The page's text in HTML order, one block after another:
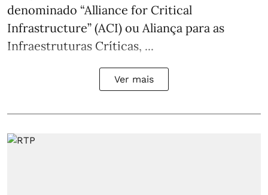
denominado “Alliance for Critical
Infrastructure” (ACI) ou Aliança para as
Infraestruturas Críticas, ...
Ver mais